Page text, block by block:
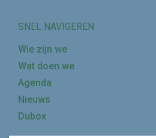
SNEL NAVIGEREN
Wie zijn we
Wat doen we
Agenda
Nieuws
Dubox